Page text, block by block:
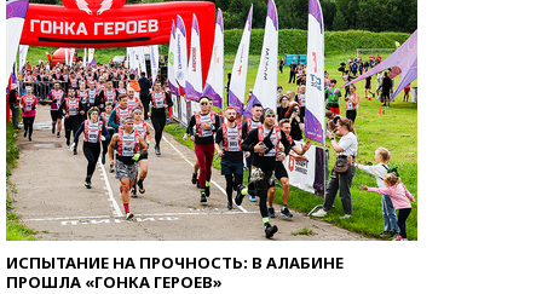
ИСПЫТАНИЕ НА ПРОЧНОСТЬ: В АЛАБИНЕ
ПРОШЛА «ГОНКА ГЕРОЕВ»